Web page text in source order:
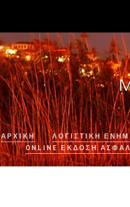
ΑΡΧΙΚΉ ΛΟΓΙΣΤΙΚΉ
ONLINE ΈΚΔΟΣΗ